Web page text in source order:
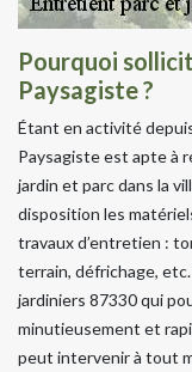
Pourquoi
Paysagiste ?
Étant en activité
Paysagiste est apte à
jardin et parc dans la
disposition les
travaux d’entretien :
terrain, défrichage,
jardiniers 87330 qui
minutieusement et
peut intervenir à tout